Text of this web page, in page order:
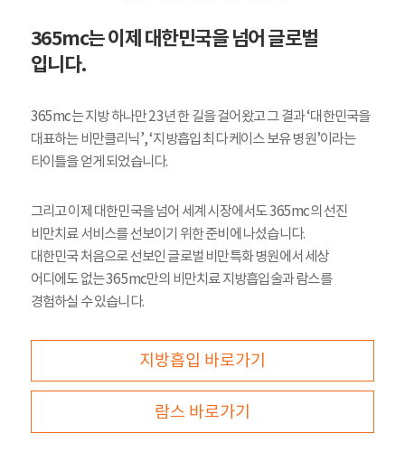
365mc는 이제 대한민국을 넘어 글로벌
입니다.
365mc는 지방 하나만 23년 한 길을 걸어왔고 그 결과 ‘대한민국을
대표하는 비만클리닉’, ‘지방흡입 최다 케이스 보유 병원’이라는
타이틀을 얻게 되었습니다.
그리고 이제 대한민국을 넘어 세계 시장에서도 365mc의 선진
비만치료 서비스를 선보이기 위한 준비에 나섰습니다.
대한민국 처음으로 선보인 글로벌 비만특화 병원에서 세상
어디에도 없는 365mc만의 비만치료 지방흡입술과 람스를
경험하실 수 있습니다.
지방흡입 바로가기
람스 바로가기